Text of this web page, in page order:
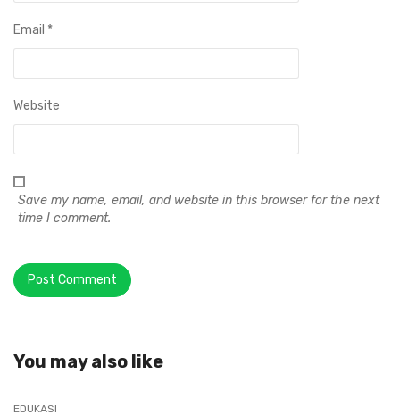
Email *
Website
Save my name, email, and website in this browser for the next
time I comment.
You may also like
EDUKASI